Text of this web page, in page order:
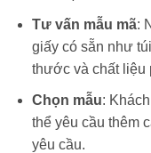
Tư vấn mẫu mã:
giấy có sẵn như
thước và chất liệu
Chọn mẫu:
thể yêu cầu thêm
yêu cầu.